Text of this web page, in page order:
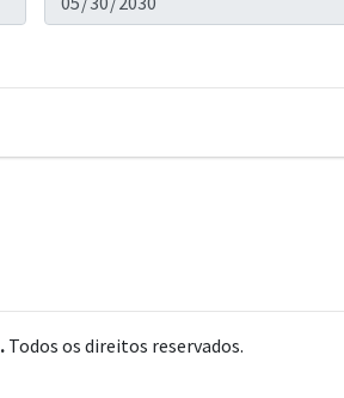
.Todos os direitos reservados.